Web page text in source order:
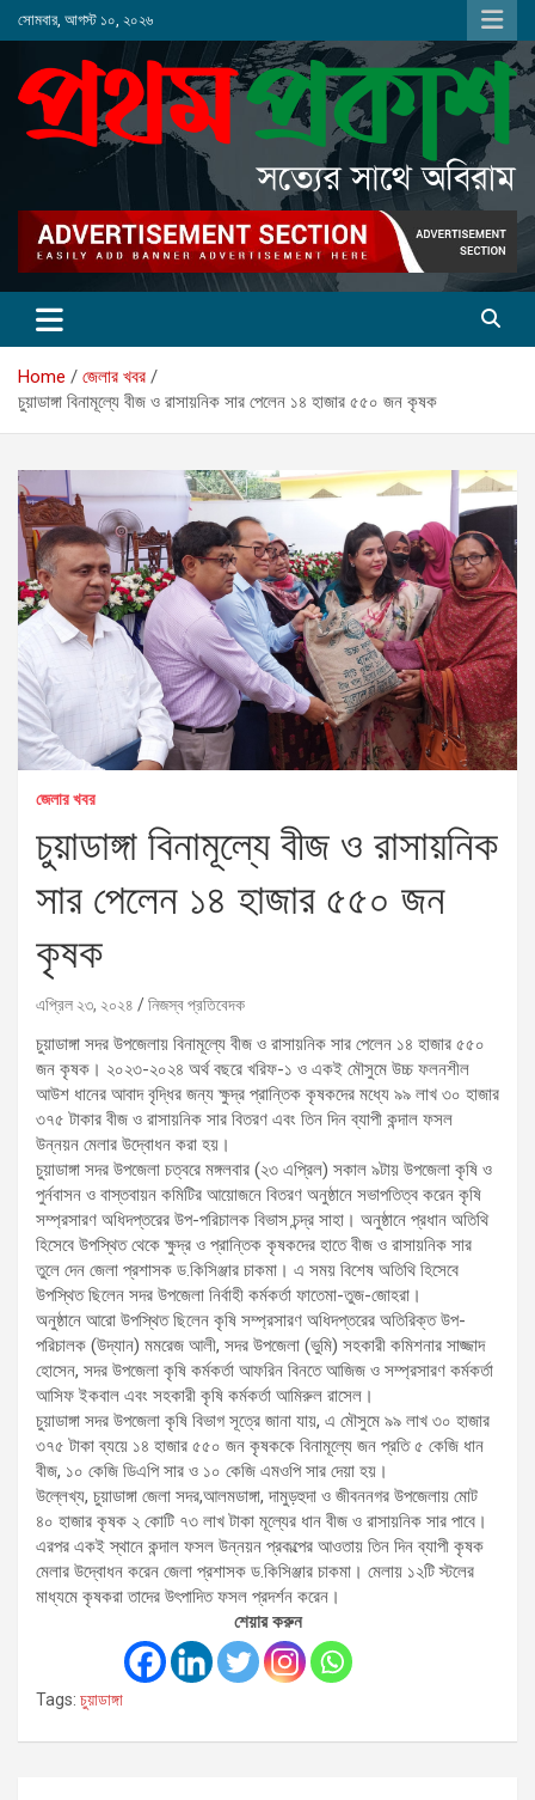
Skip
to
সোমবার, আগস্ট ১০, ২০২৬
Home
জেলার খবর
চুয়াডাঙ্গা বিনামূল্যে বীজ ও রাসায়নিক সার পেলেন ১৪ হাজার ৫৫০ জন কৃষক
জেলার খবর
চুয়াডাঙ্গা বিনামূল্যে বীজ ও রাসায়নিক
সার পেলেন ১৪ হাজার ৫৫০ জন
কৃষক
এপ্রিল ২৩, ২০২৪ নিজস্ব প্রতিবেদক
চুয়াডাঙ্গা সদর উপজেলায় বিনামূল্যে বীজ ও রাসায়নিক সার পেলেন ১৪ হাজার ৫৫০
জন কৃষক। ২০২৩-২০২৪ অর্থ বছরে খরিফ-১ ও একই মৌসুমে উচ্চ ফলনশীল
আউশ ধানের আবাদ বৃদ্ধির জন্য ক্ষুদ্র প্রান্তিক কৃষকদের মধ্যে ৯৯ লাখ ৩০ হাজার
৩৭৫ টাকার বীজ ও রাসায়নিক সার বিতরণ এবং তিন দিন ব্যাপী কন্দাল ফসল
উন্নয়ন মেলার উদ্বোধন করা হয়।
চুয়াডাঙ্গা সদর উপজেলা চত্বরে মঙ্গলবার (২৩ এপ্রিল) সকাল ৯টায় উপজেলা কৃষি ও
পুর্নবাসন ও বাস্তবায়ন কমিটির আয়োজনে বিতরণ অনুষ্ঠানে সভাপতিত্ব করেন কৃষি
সম্প্রসারণ অধিদপ্তরের উপ-পরিচালক বিভাস চন্দ্র সাহা। অনুষ্ঠানে প্রধান অতিথি
হিসেবে উপস্থিত থেকে ক্ষুদ্র ও প্রান্তিক কৃষকদের হাতে বীজ ও রাসায়নিক সার
তুলে দেন জেলা প্রশাসক ড.কিসিঞ্জার চাকমা। এ সময় বিশেষ অতিথি হিসেবে
উপস্থিত ছিলেন সদর উপজেলা নির্বাহী কর্মকর্তা ফাতেমা-তুজ-জোহরা।
অনুষ্ঠানে আরো উপস্থিত ছিলেন কৃষি সম্প্রসারণ অধিদপ্তরের অতিরিক্ত উপ-
পরিচালক (উদ্যান) মমরেজ আলী, সদর উপজেলা (ভুমি) সহকারী কমিশনার সাজ্জাদ
হোসেন, সদর উপজেলা কৃষি কর্মকর্তা আফরিন বিনতে আজিজ ও সম্প্রসারণ কর্মকর্তা
আসিফ ইকবাল এবং সহকারী কৃষি কর্মকর্তা আমিরুল রাসেল।
চুয়াডাঙ্গা সদর উপজেলা কৃষি বিভাগ সূত্রে জানা যায়, এ মৌসুমে ৯৯ লাখ ৩০ হাজার
৩৭৫ টাকা ব্যয়ে ১৪ হাজার ৫৫০ জন কৃষককে বিনামূল্যে জন প্রতি ৫ কেজি ধান
বীজ, ১০ কেজি ডিএপি সার ও ১০ কেজি এমওপি সার দেয়া হয়।
উল্লেখ্য, চুয়াডাঙ্গা জেলা সদর,আলমডাঙ্গা, দামুড়হুদা ও জীবননগর উপজেলায় মোট
৪০ হাজার কৃষক ২ কোটি ৭৩ লাখ টাকা মূল্যের ধান বীজ ও রাসায়নিক সার পাবে।
এরপর একই স্থানে কন্দাল ফসল উন্নয়ন প্রকল্পের আওতায় তিন দিন ব্যাপী কৃষক
মেলার উদ্বোধন করেন জেলা প্রশাসক ড.কিসিঞ্জার চাকমা। মেলায় ১২টি স্টলের
মাধ্যমে কৃষকরা তাদের উৎপাদিত ফসল প্রদর্শন করেন।
শেয়ার করুন
Tags: চুয়াডাঙ্গা